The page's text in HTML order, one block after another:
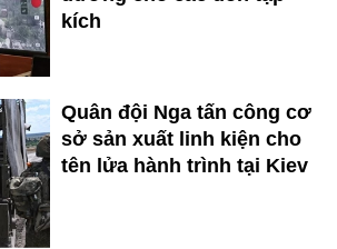
kích
Quân đội Nga tấn công cơ
sở sản xuất linh kiện cho
tên lửa hành trình tại Kiev